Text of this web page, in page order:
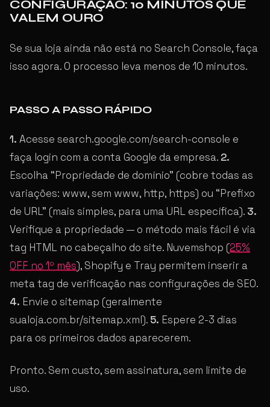
CONFIGURAÇÃO: 10 MINUTOS QUE
VALEM OURO
Se sua loja ainda não está no Search Console, faça
isso agora. O processo leva menos de 10 minutos.
PASSO A PASSO RÁPIDO
1. Acesse search.google.com/search-console e
faça login com a conta Google da empresa. 2.
Escolha “Propriedade de domínio” (cobre todas as
variações: www, sem www, http, https) ou “Prefixo
de URL” (mais simples, para uma URL específica). 3.
Verifique a propriedade — o método mais fácil é via
tag HTML no cabeçalho do site. Nuvemshop (25%
OFF no 1º mês), Shopify e Tray permitem inserir a
meta tag de verificação nas configurações de SEO.
4. Envie o sitemap (geralmente
sualoja.com.br/sitemap.xml). 5. Espere 2-3 dias
para os primeiros dados aparecerem.
Pronto. Sem custo, sem assinatura, sem limite de
uso.